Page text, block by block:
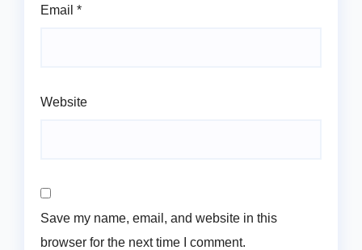
Email *
Website
Save my name, email, and website in this
browser for the next time I comment.